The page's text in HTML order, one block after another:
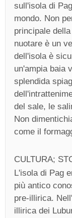
sull'isola di
mondo. Non
principale
nuotare è un
dell'isola è
un'ampia baia
splendida
del sale, le
Non
come il
CULTURA;
L'isola di Pag
più antico
pre-illirica.
illirica dei